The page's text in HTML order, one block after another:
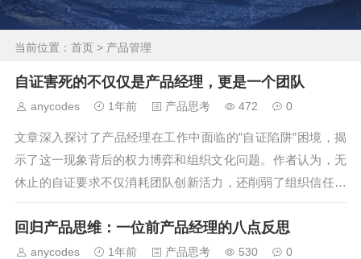
当前位置： 首页 > 产品管理
自证害死的不仅仅是产品经理，更是一个团队
anycodes 1年前 产品思考 472 0
文章深入探讨了产品经理在工作中面临的”自证陷阱”困境，揭
示了这一现象背后的权力博弈和组织文化问题。作者认为，无
休止的自证要求不仅消耗团队创新活力，还削弱了组织信任。
文章提出，破解这一困境需要从对抗转向共创，建立基于信
任、快速试错的组织文化，让产品经理专注于为用户创造价
值。...
回归产品思维：一位前产品经理的八点反思
anycodes 1年前 产品思考 530 0